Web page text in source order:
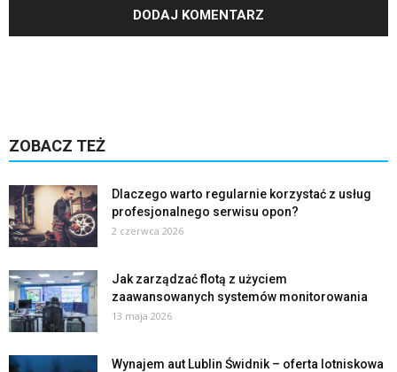
ZOBACZ TEŻ
Dlaczego warto regularnie korzystać z usług
profesjonalnego serwisu opon?
2 czerwca 2026
Jak zarządzać flotą z użyciem
zaawansowanych systemów monitorowania
13 maja 2026
Wynajem aut Lublin Świdnik – oferta lotniskowa